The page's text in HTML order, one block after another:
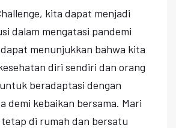
kita dapat menjadi
dalam mengatasi pandemi
dapat menunjukkan bahwa kita
diri sendiri dan orang
beradaptasi dengan
demi kebaikan bersama. Mari
di rumah dan bersatu